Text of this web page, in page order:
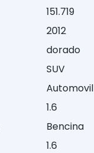
151.719
2012
dorado
SUV
Automovil
1.6
Bencina
1.6